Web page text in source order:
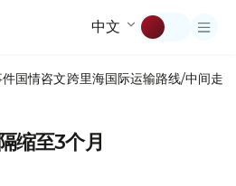
中文
件国情咨文跨里海国际运输路线/中间走廊
缩至3个月